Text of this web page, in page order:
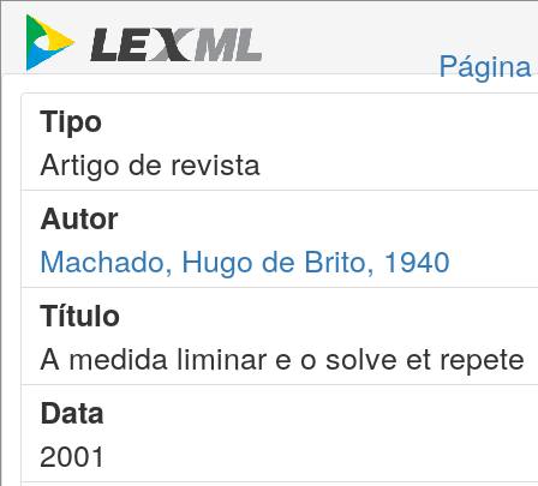
Tipo
Artigo de revista
Autor
Machado, Hugo de Brito, 1940
Título
A medida liminar e o solve et repete
Data
2001